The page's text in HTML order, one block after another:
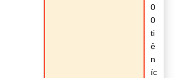
0
0
ti
ệ
n
íc